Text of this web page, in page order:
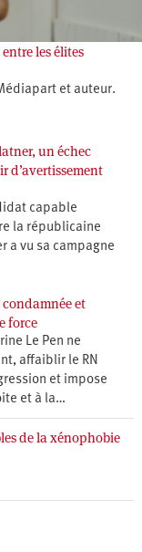
les élites
et auteur.
un échec
d’avertissement
capable
la républicaine
a vu sa campagne
et
force
Le Pen ne
affaiblir le RN
et impose
et à la…
de la xénophobie